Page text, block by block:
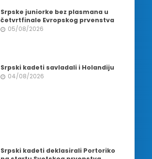
Srpske juniorke bez plasmana u
četvrtfinale Evropskog prvenstva
05/08/2026
Srpski kadeti savladali i Holandiju
04/08/2026
Srpski kadeti deklasirali Portoriko